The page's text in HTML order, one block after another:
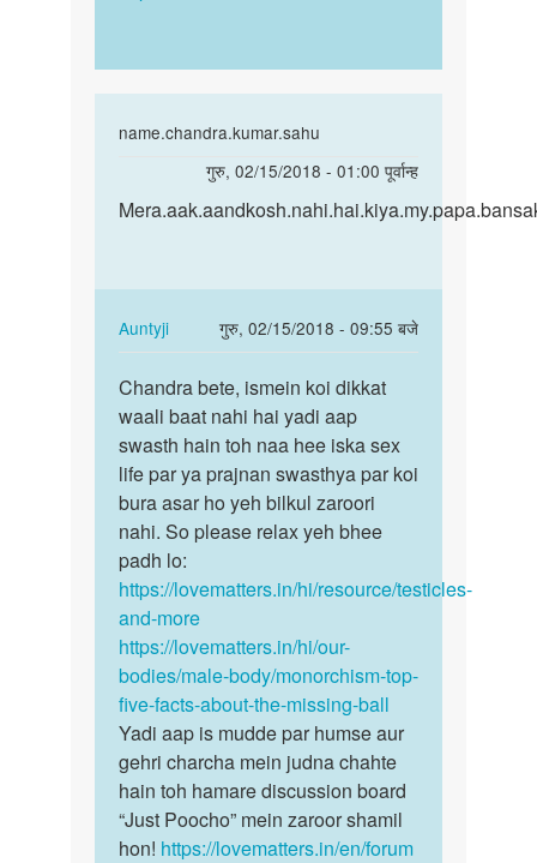
name.chandra.kumar.sahu
गुरु, 02/15/2018 - 01:00 पूर्वान्ह
मेरा
है
क्या…
by
ajim
Auntyji
गुरु, 02/15/2018 - 09:55 बजे
In
reply
to
Mera.aak.aandkosh.nahi.hai…
by
name.chandra.kumar.sahu
Chandra
bete,
ismein
koi…
Chandra bete, ismein koi dikkat
waali baat nahi hai yadi aap
swasth hain toh naa hee iska sex
life par ya prajnan swasthya par koi
bura asar ho yeh bilkul zaroori
nahi. So please relax yeh bhee
padh lo:
https://lovematters.in/hi/resource/testicles-
and-more
https://lovematters.in/hi/our-
bodies/male-body/monorchism-top-
five-facts-about-the-missing-ball
Yadi aap is mudde par humse aur
gehri charcha mein judna chahte
hain toh hamare discussion board
“Just Poocho” mein zaroor shamil
hon! https://lovematters.in/en/forum